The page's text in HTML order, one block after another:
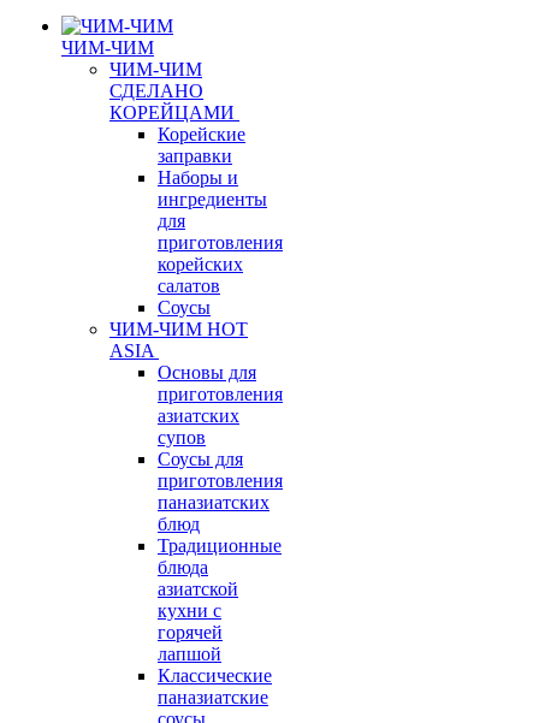
ЧИМ-ЧИМ
ЧИМ-ЧИМ
СДЕЛАНО
КОРЕЙЦАМИ
Корейские
заправки
Наборы и
ингредиенты
для
приготовления
корейских
салатов
Соусы
ЧИМ-ЧИМ HOT
ASIA
Основы для
приготовления
азиатских
супов
Соусы для
приготовления
паназиатских
блюд
Традиционные
блюда
азиатской
кухни с
горячей
лапшой
Классические
паназиатские
соусы